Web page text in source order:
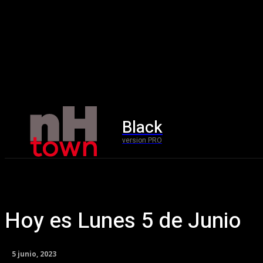
Black
version PRO
Hoy es Lunes 5 de Junio
5 junio, 2023